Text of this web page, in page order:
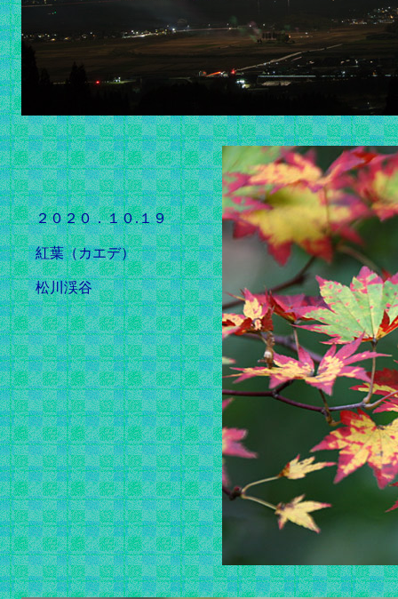
２０２０．１０.１９
紅葉（カエデ）
松川渓谷